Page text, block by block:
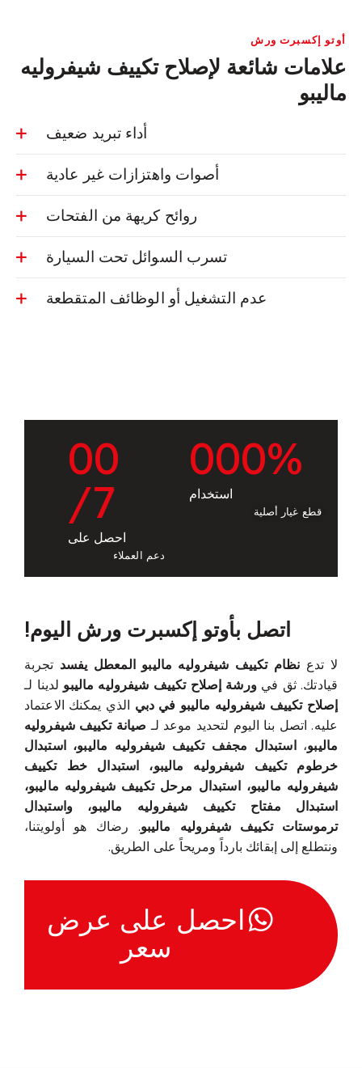
أوتو إكسبرت ورش
علامات شائعة لإصلاح تكييف شيفروليه
ماليبو
أداء تبريد ضعيف
أصوات واهتزازات غير عادية
روائح كريهة من الفتحات
تسرب السوائل تحت السيارة
عدم التشغيل أو الوظائف المتقطعة
000%
استخدام
قطع غيار أصلية
00
/7
احصل على
دعم العملاء
اتصل بأوتو إكسبرت ورش اليوم!
لا تدع نظام تكييف شيفروليه ماليبو المعطل يفسد تجربة
قيادتك. ثق فيورشة إصلاح تكييف شيفروليه ماليبو لدينا لـ
إصلاح تكييف شيفروليه ماليبو في دبي الذي يمكنك الاعتماد
عليه. اتصل بنا اليوم لتحديد موعد لـ صيانة تكييف شيفروليه
ماليبو،استبدال مجفف تكييف شيفروليه ماليبو، استبدال
خرطوم تكييف شيفروليه ماليبو، استبدال خط تكييف
شيفروليه ماليبو، استبدال مرحل تكييف شيفروليه ماليبو،
استبدال مفتاح تكييف شيفروليه ماليبو، واستبدال
ترموستات تكييف شيفروليه ماليبو. رضاك هو أولويتنا،
ونتطلع إلى إبقائك بارداً ومريحاً على الطريق.
احصل على عرض
سعر